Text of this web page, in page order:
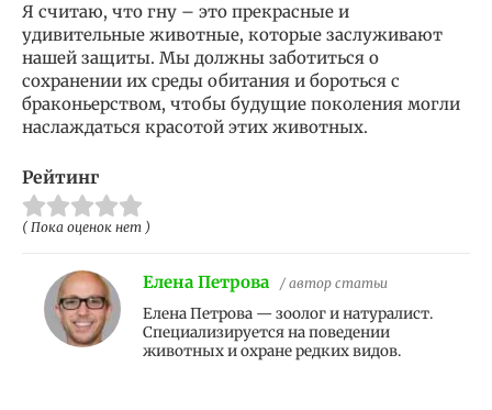
Я считаю, что гну – это прекрасные и
удивительные животные, которые заслуживают
нашей защиты. Мы должны заботиться о
сохранении их среды обитания и бороться с
браконьерством, чтобы будущие поколения могли
наслаждаться красотой этих животных.
Рейтинг
( Пока оценок нет )
Елена Петрова / автор статьи
Елена Петрова — зоолог и натуралист.
Специализируется на поведении
животных и охране редких видов.